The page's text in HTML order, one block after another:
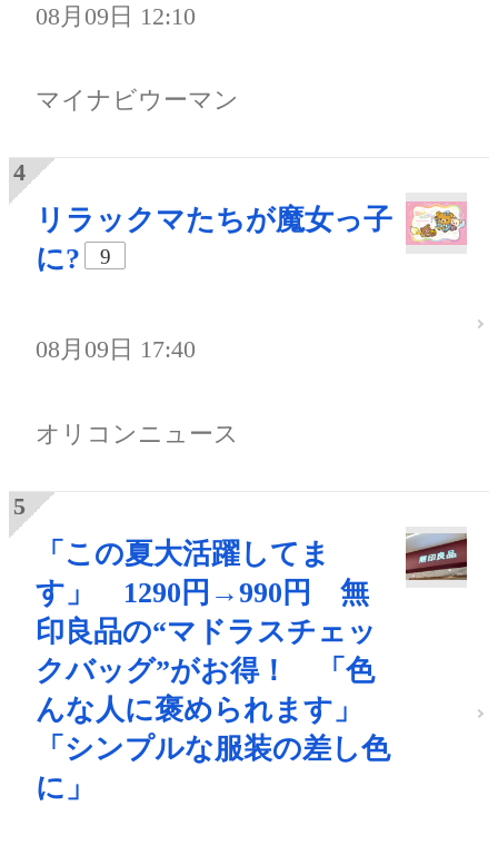
08月09日 12:10
マイナビウーマン
リラックマたちが魔女っ子
に?
9
08月09日 17:40
オリコンニュース
「この夏大活躍してま
す」 1290円→990円 無
印良品の“マドラスチェッ
クバッグ”がお得！ 「色
んな人に褒められます」
「シンプルな服装の差し色
に」